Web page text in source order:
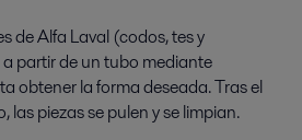
de Alfa Laval (codos, tes y
partir de un tubo mediante
obtener la forma deseada. Tras el
las piezas se pulen y se limpian.